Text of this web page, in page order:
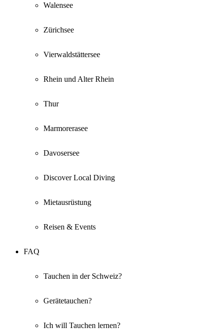
Walensee
Zürichsee
Vierwaldstättersee
Rhein und Alter Rhein
Thur
Marmorerasee
Davosersee
Discover Local Diving
Mietausrüstung
Reisen & Events
FAQ
Tauchen in der Schweiz?
Gerätetauchen?
Ich will Tauchen lernen?